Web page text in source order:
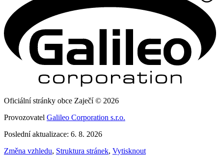
Oficiální stránky obce Zaječí © 2026
Provozovatel Galileo Corporation s.r.o.
Poslední aktualizace: 6. 8. 2026
Změna vzhledu, Struktura stránek, Vytisknout